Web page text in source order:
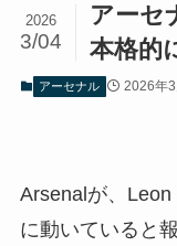
アーセ
本格的
2026
3/04
アーセナル 2026年3
Arsenalが、
に動いていると